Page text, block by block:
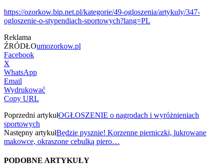
https://ozorkow.bip.net.pl/kategorie/49-ogloszenia/artykuly/347-
ogloszenie-o-stypendiach-sportowych?lang=PL
Reklama
ŹRÓDŁOumozorkow.pl
Facebook
X
WhatsApp
Email
Wydrukować
Copy URL
Poprzedni artykułOGŁOSZENIE o nagrodach i wyróżnieniach
sportowych
Następny artykułBędzie pysznie! Korzenne pierniczki, lukrowane
makowce, okraszone cebulką piero…
PODOBNE ARTYKUŁY